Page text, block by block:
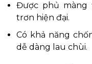
Được phủ màng
trơn hiện đại.
Có khả năng
dễ dàng lau chùi.